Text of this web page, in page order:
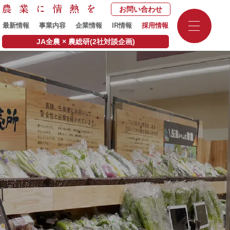
最新情報 事業内容 企業情報 IR情報 採用情報
お問い合わせ
JA全農 × 農総研(2社対談企画)
-
-